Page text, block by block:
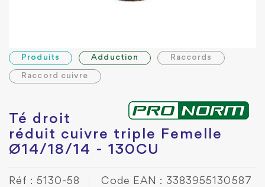
Produits Adduction Raccords
Raccord cuivre
Té droit
réduit cuivre triple Femelle
Ø14/18/14 - 130CU
Réf : 5130-58 Code EAN : 3383955130587